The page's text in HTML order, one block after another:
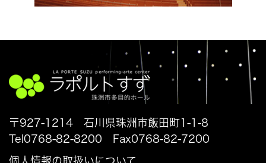
〒927-1214 石川県珠洲市飯田町1-1-8
Tel0768-82-8200 Fax0768-82-7200
個人情報の取扱いについて